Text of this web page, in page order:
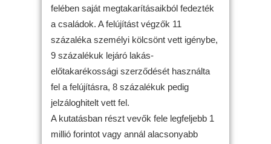
felében saját megtakarításaikból fedezték
a családok. A felújítást végzők 11
százaléka személyi kölcsönt vett igénybe,
9 százalékuk lejáró lakás-
előtakarékossági szerződését használta
fel a felújításra, 8 százalékuk pedig
jelzáloghitelt vett fel.
A kutatásban részt vevők fele legfeljebb 1
millió forintot vagy annál alacsonyabb